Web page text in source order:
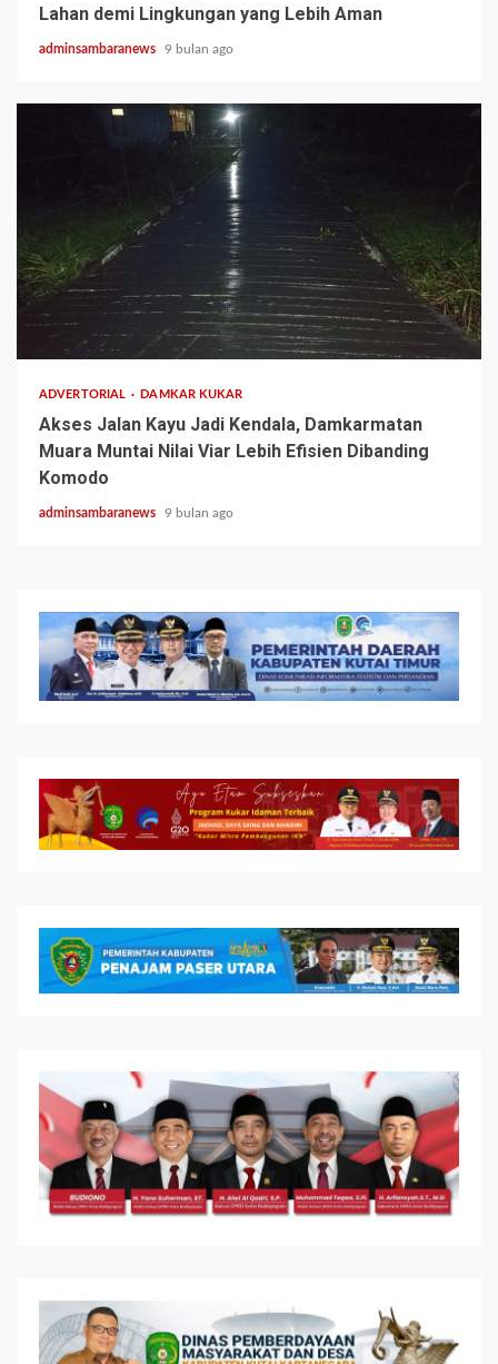
Lahan demi Lingkungan yang Lebih Aman
adminsambaranews 9 bulan ago
2 min read
ADVERTORIAL DAMKAR KUKAR
Akses Jalan Kayu Jadi Kendala, Damkarmatan
Muara Muntai Nilai Viar Lebih Efisien Dibanding
Komodo
adminsambaranews 9 bulan ago